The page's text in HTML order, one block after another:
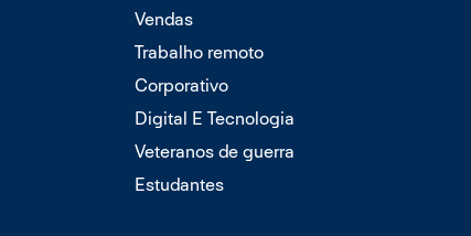
Vendas
Trabalho remoto
Corporativo
Digital E Tecnologia
Veteranos de guerra
Estudantes